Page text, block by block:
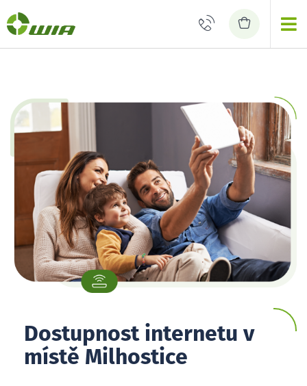
Dostupnost internetu v
místě Milhostice